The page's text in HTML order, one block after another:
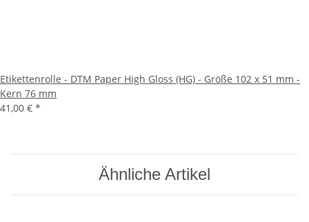
Etikettenrolle - DTM Paper High Gloss (HG) - Größe 102 x 51 mm -
Kern 76 mm
41,00 € *
Ähnliche Artikel